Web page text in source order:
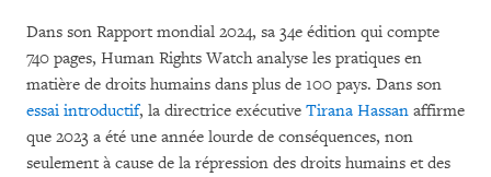
Dans son Rapport mondial 2024, sa 34e édition qui compte
740 pages, Human Rights Watch analyse les pratiques en
matière de droits humains dans plus de 100 pays. Dans son
essai introductif, la directrice exécutive Tirana Hassan affirme
que 2023 a été une année lourde de conséquences, non
seulement à cause de la répression des droits humains et des